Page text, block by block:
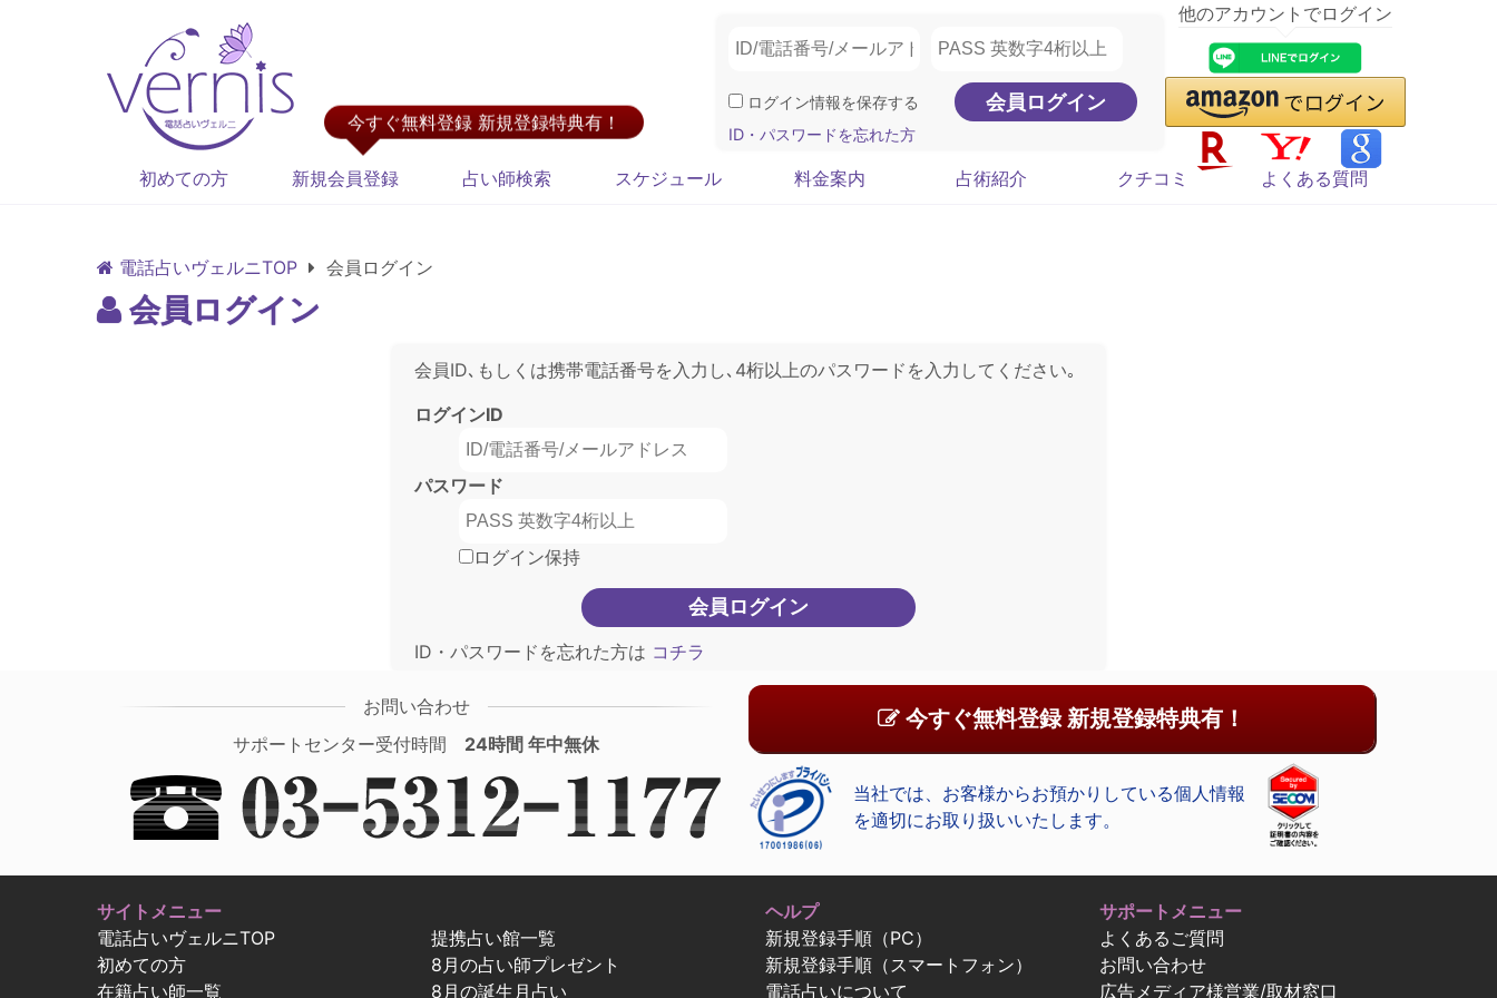
今すぐ無料登録 新規登録特典有！
ログイン情報を保存する
ID・パスワードを忘れた方
他のアカウントでログイン
初めての方 新規会員登録 占い師検索 スケジュール 料金案内 占術紹介 クチコミ よくある質問
電話占いヴェルニTOP 会員ログイン
会員ログイン
会員ID､もしくは携帯電話番号を入力し､4桁以上のパスワードを入力してください｡
ログインID
パスワード
ログイン保持
ID・パスワードを忘れた方は コチラ
お問い合わせ
サポートセンター受付時間 24時間 年中無休
今すぐ無料登録 新規登録特典有！
当社では、お客様からお預かりしている個人情報
を適切にお取り扱いいたします。
サイトメニュー
電話占いヴェルニTOP
初めての方
在籍占い師一覧
提携占い館一覧
8月の占い師プレゼント
8月の誕生月占い
ヘルプ
新規登録手順（PC）
新規登録手順（スマートフォン）
電話占いについて
サポートメニュー
よくあるご質問
お問い合わせ
広告メディア様営業/取材窓口